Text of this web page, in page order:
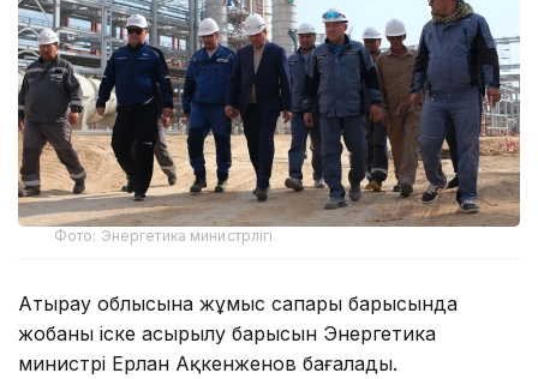
Фото: Энергетика министрлігі
Атырау облысына жұмыс сапары барысында
жобаның іске асырылу барысын Энергетика
министрі Ерлан Ақкенженов бағалады.